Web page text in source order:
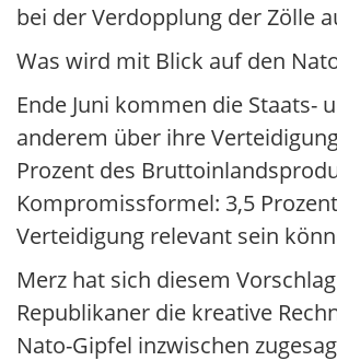
bei der Verdopplung der Zölle
Was wird mit Blick auf den
Ende Juni kommen die
anderem über ihre
Prozent des
Kompromissformel: 3,5
Verteidigung relevant sein
Merz hat sich diesem
Republikaner die kreative
Nato-Gipfel inzwischen